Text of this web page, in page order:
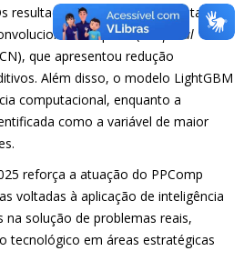
resultados demonstraram destaque
Temporal (Temporal
que apresentou redução
Além disso, o modelo LightGBM
computacional, enquanto a
como a variável de maior
reforça a atuação do PPComp
voltadas à aplicação de inteligência
na solução de problemas reais,
tecnológico em áreas estratégicas